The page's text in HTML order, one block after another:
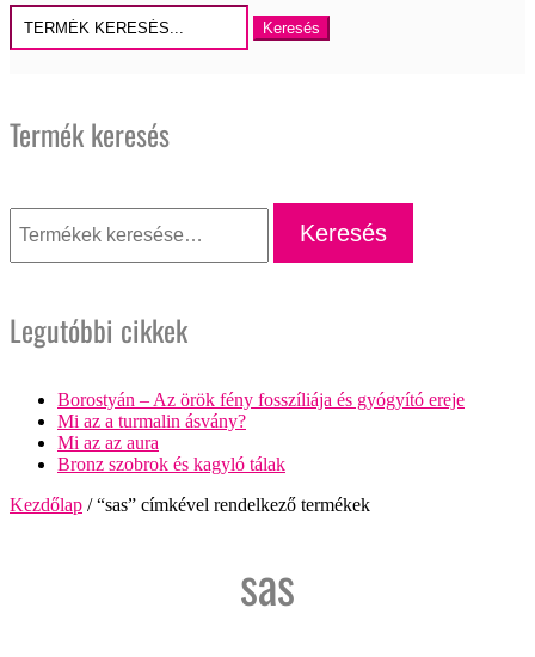
Keresés
erre:
Kezdőlap / “sas” címkével rendelkező termékek
sas
Termék keresés
következőre:
Keresés
Legutóbbi cikkek
Borostyán – Az örök fény fosszíliája és gyógyító ereje
Mi az a turmalin ásvány?
Mi az az aura
Bronz szobrok és kagyló tálak